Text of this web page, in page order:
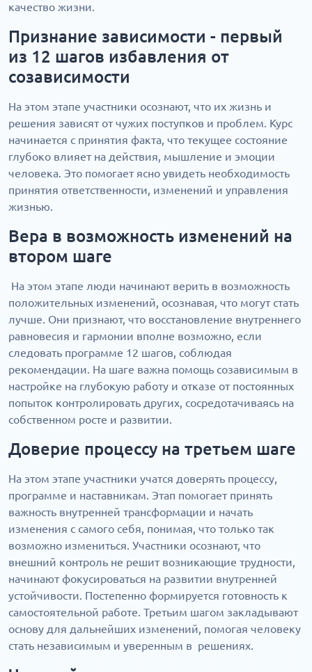
качество жизни.
Признание зависимости - первый
из 12 шагов избавления от
созависимости
На этом этапе участники осознают, что их жизнь и
решения зависят от чужих поступков и проблем. Курс
начинается с принятия факта, что текущее состояние
глубоко влияет на действия, мышление и эмоции
человека. Это помогает ясно увидеть необходимость
принятия ответственности, изменений и управления
жизнью.
Вера в возможность изменений на
втором шаге
На этом этапе люди начинают верить в возможность
положительных изменений, осознавая, что могут стать
лучше. Они признают, что восстановление внутреннего
равновесия и гармонии вполне возможно, если
следовать программе 12 шагов, соблюдая
рекомендации. На шаге важна помощь созависимым в
настройке на глубокую работу и отказе от постоянных
попыток контролировать других, сосредотачиваясь на
собственном росте и развитии.
Доверие процессу на третьем шаге
На этом этапе участники учатся доверять процессу,
программе и наставникам. Этап помогает принять
важность внутренней трансформации и начать
изменения с самого себя, понимая, что только так
возможно измениться. Участники осознают, что
внешний контроль не решит возникающие трудности,
начинают фокусироваться на развитии внутренней
устойчивости. Постепенно формируется готовность к
самостоятельной работе. Третьим шагом закладывают
основу для дальнейших изменений, помогая человеку
стать независимым и уверенным в решениях.